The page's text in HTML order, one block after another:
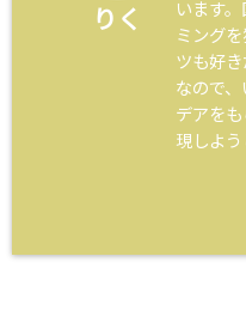
りく
います
ミング
ツも好
なので
デアを
現しよう